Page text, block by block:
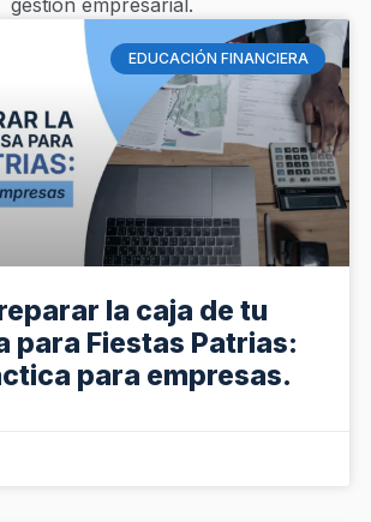
EDUCACIÓN FINANCIERA
la caja de tu
para Fiestas Patrias:
para empresas.